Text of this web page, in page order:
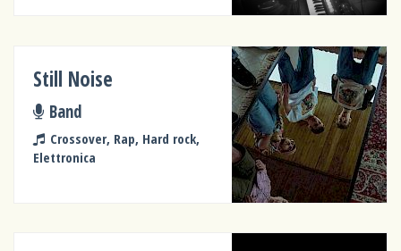
Still Noise
Band
Crossover, Rap, Hard rock,
Elettronica